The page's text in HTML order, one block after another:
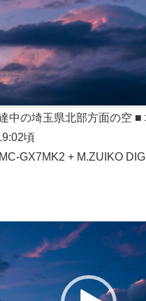
中の埼玉県北部方面の空 ■
頃
GX7MK2 + M.ZUIKO